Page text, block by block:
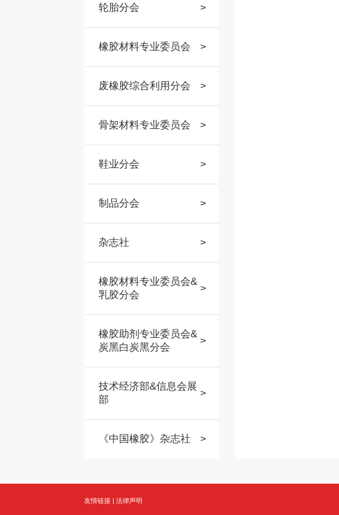
轮胎分会 >
橡胶材料专业委员会 >
废橡胶综合利用分会 >
骨架材料专业委员会 >
鞋业分会 >
制品分会 >
杂志社 >
橡胶材料专业委员会&
乳胶分会
>
橡胶助剂专业委员会&
炭黑白炭黑分会
>
技术经济部&信息会展
部
>
《中国橡胶》杂志社 >
友情链接 | 法律声明